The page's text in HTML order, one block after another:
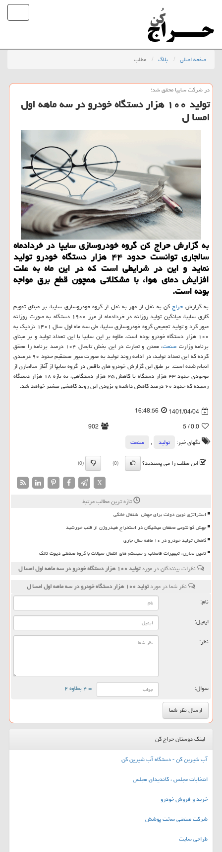
صفحه اصلی بلاگ مطلب
در شركت سایپا محقق شد؛
تولید ۱۰۰ هزار دستگاه خودرو در سه ماهه اول
امسا ل
به گزارش حراج کن گروه خودروسازی سایپا در خردادماه
سالجاری توانست حدود ۴۴ هزار دستگاه خودرو تولید
نماید و این در شرایطی است که در این ماه به علت
افزایش دمای هوا، با مشکلاتی همچون قطع برق مواجه
بوده است.
به گزارش حراجکن به نقل از مهر به نقل از گروه خودروسازی سایپا، بر مبنای تقویم
کاری سایپا، میانگین تولید روزانه در خردادماه از مرز ۱۹۰۰ دستگاه به صورت روزانه
عبور کرد و تولید تجمیعی گروه خودروسازی سایپا، طی سه ماه اول سال ۱۴۰۱ نزدیک به
۱۰۰ هزار دستگاه خودرو بوده است. علاوه بر این سایپا با این تعداد تولید و بر مبنای
برنامه وزارت صنعت
، معدن و تجارت در این بخش تابحال ۱۰۴ درصد برنامه را محقق
کرده که این تعداد تولید، در ادامه روند تولید به صورت عبور مستقیم حدود ۹۰ درصدی
انجام شده است. بر طبق این گزارش خودرو های ناقص در گروه سایپا از آغاز سالجاری از
موجودی حدود ۴۳ هزار دستگاه با کاهش ۲۵ هزار دستگاهی، به بازه ۱۸ هزار دستگاه
رسیده که حدود ۶۰ درصد کاهش داشته و بزودی این روند کاهشی بیشتر خواهد شد.
1401/04/04
16:48:56
0.0
/ 5
902
تگهای خبر:
تولید ,
صنعت
این مطلب را می پسندید؟
(0)
(0)
X
تازه ترین مطالب مرتبط
استراتژی نوین دولت برای جهش اشتغال خانگی
جهش کوانتومی محققان میشیگان در استخراج هیدروژن از قلب خورشید
کاهش تولید خودرو در ۱۰ ماهه سال جاری
تامین مخازن، تجهیزات فاضلاب و سیستم های انتقال سیالات با گروه صنعتی دپوت تانک
نظرات بینندگان در موردتولید ۱۰۰ هزار دستگاه خودرو در سه ماهه اول امسا ل
نظر شما در موردتولید ۱۰۰ هزار دستگاه خودرو در سه ماهه اول امسا ل
نام:
ایمیل:
نظر:
سوال: = ۴ بعلاوه ۲
لینک دوستان حراج کن
آب شیرین کن - دستگاه آب شیرین کن
انتخابات مجلس ، کاندیدای مجلس
خرید و فروش خودرو
شرکت صنعتی سخت پوشش
طراحی سایت